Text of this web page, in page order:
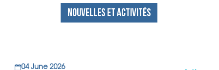
NOUVELLES ET ACTIVITÉS
04 June 2026